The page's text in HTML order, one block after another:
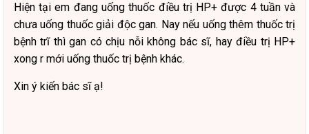
Hiện tại em đang uống thuốc điều trị HP+ được 4 tuần và
chưa uống thuốc giải độc gan. Nay nếu uống thêm thuốc trị
bệnh trĩ thì gan có chịu nỗi không bác sĩ, hay điều trị HP+
xong r mới uống thuốc trị bệnh khác.
Xin ý kiến bác sĩ ạ!